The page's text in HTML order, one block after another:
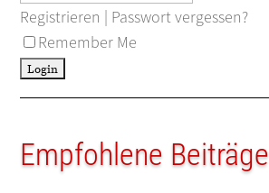
Registrieren | Passwort vergessen?
Remember Me
Empfohlene Beiträge